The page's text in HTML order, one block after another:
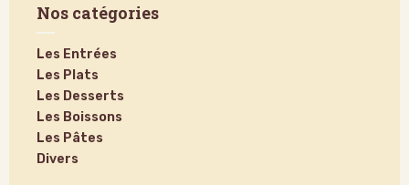
Nos catégories
Les Entrées
Les Plats
Les Desserts
Les Boissons
Les Pâtes
Divers